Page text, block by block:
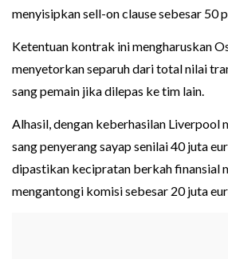
menyisipkan sell-on clause sebesar 50
Ketentuan kontrak ini mengharuskan
menyetorkan separuh dari total nilai
sang pemain jika dilepas ke tim lain.
Alhasil, dengan keberhasilan Liverpool
sang penyerang sayap senilai 40 juta
dipastikan kecipratan berkah finansial
mengantongi komisi sebesar 20 juta